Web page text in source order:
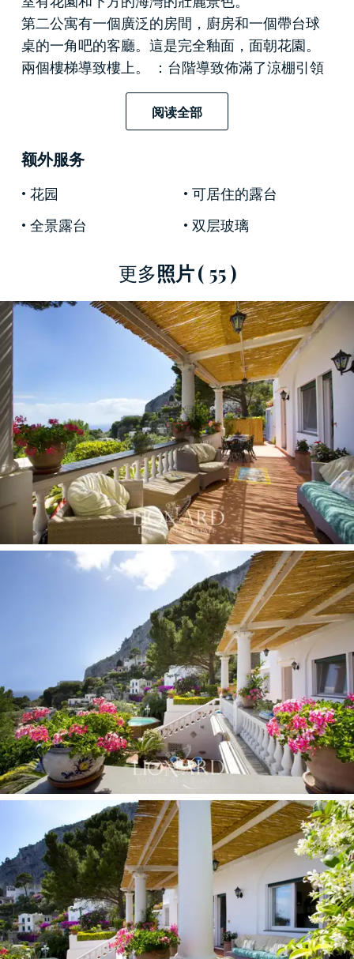
第二公寓有一個廣泛的房間，廚房和一個帶台球
桌的一角吧的客廳。這是完全釉面，面朝花園。
兩個樓梯導致樓上。 ：台階導致佈滿了涼棚引領
在那裡你會發現一個廣泛的客廳，一
間廚房，一間浴室和兩間臥室內令人驚嘆的全景
露台。朝南的所有客房都在周圍的景觀和過海的
壯麗景色。
棕櫚樹。這是一個加號，使得在卡普里島
別墅島的一個真正的明珠
阅读全部
额外服务
花园
可居住的露台
全景露台
双层玻璃
更多照片( 55 )